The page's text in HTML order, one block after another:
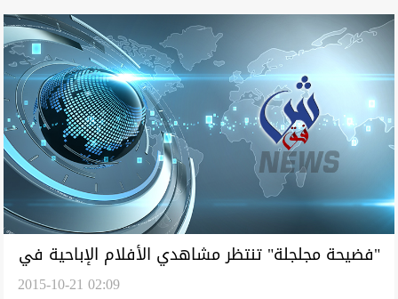
"فضيحة مجلجلة" تنتظر مشاهدي الأفلام الإباحية في
2015-10-21 02:09